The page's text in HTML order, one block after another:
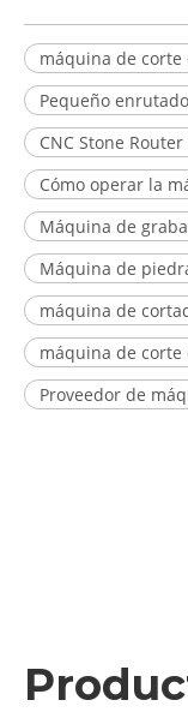
máquina de corte
Pequeño
CNC Stone Router
Cómo operar la
Máquina de
Máquina de
máquina de
máquina de
Proveedor de